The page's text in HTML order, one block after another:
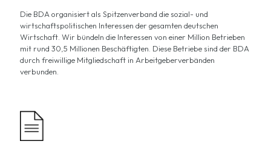
Die BDA organisiert als Spitzenverband die sozial- und
wirtschaftspolitischen Interessen der gesamten deutschen
Wirtschaft. Wir bündeln die Interessen von einer Million Betrieben
mit rund 30,5 Millionen Beschäftigten. Diese Betriebe sind der BDA
durch freiwillige Mitgliedschaft in Arbeitgeberverbänden
verbunden.